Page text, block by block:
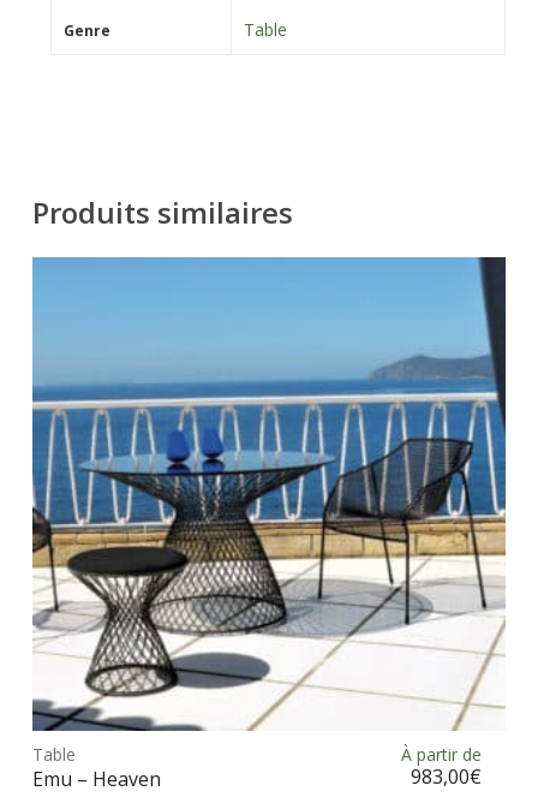
Genre Table
Produits similaires
Table
Emu – Heaven
À partir de
983,00€